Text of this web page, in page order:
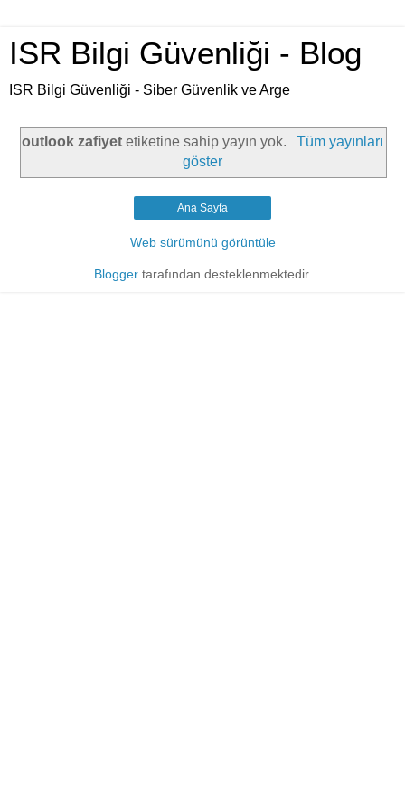
ISR Bilgi Güvenliği - Blog
ISR Bilgi Güvenliği - Siber Güvenlik ve Arge
outlook zafiyet etiketine sahip yayın yok.
Tüm yayınları
göster
Ana Sayfa
Web sürümünü görüntüle
Bloggertarafından desteklenmektedir.